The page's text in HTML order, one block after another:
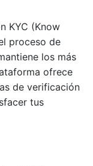
KYC (Know
proceso de
los más
ofrece
de verificación
tus